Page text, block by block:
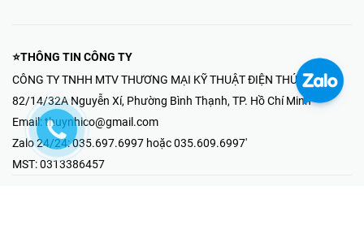
⭐THÔNG TIN CÔNG TY
CÔNG TY TNHH MTV THƯƠNG MẠI KỸ THUẬT ĐIỆN THÚY NHI
82/14/32A Nguyễn Xí, Phường Bình Thạnh, TP. Hồ Chí Minh
Email: thuynhico@gmail.com
Zalo 24/24:035.697.6997 hoặc 035.609.6997'
MST:0313386457